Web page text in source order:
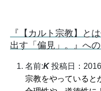
『【カルト宗教】と
出す「偏見」。』へ
名前:K 投稿日：
宗教をやっていると